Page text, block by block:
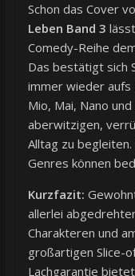
Schon das Cover
Leben Band 3
Comedy-Reihe
Das bestätigt sich
immer wieder aufs
Mio, Mai, Nano
aberwitzigen,
Alltag zu
Genres können
Kurzfazit:
allerlei
Charakteren und
großartigen Slice-
Lachgarantie